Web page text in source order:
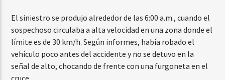
El siniestro se produjo alrededor de las 6:00 a.m., cuando el
sospechoso circulaba a alta velocidad en una zona donde el
límite es de 30 km/h. Según informes, había robado el
vehículo poco antes del accidente y no se detuvo en la
señal de alto, chocando de frente con una furgoneta en el